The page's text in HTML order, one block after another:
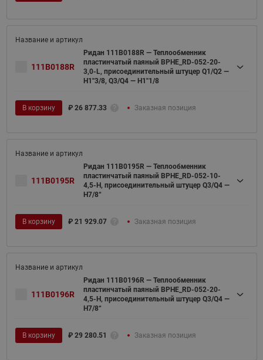
111B0188R
Ридан 111B0188R — Теплообменник
пластинчатый паяный BPHE_RD-052-20-
3,0-L, присоединительный штуцер Q1/Q2 —
H1''3/8, Q3/Q4 — H1''1/8
В корзину ₽ 26 877.33 Заказная позиция
111B0195R
Ридан 111B0195R — Теплообменник
пластинчатый паяный BPHE_RD-052-10-
4,5-H, присоединительный штуцер Q3/Q4 —
H7/8“
В корзину ₽ 21 929.07 Заказная позиция
111B0196R
Ридан 111B0196R — Теплообменник
пластинчатый паяный BPHE_RD-052-20-
4,5-H, присоединительный штуцер Q3/Q4 —
H7/8“
В корзину ₽ 29 280.51 Заказная позиция